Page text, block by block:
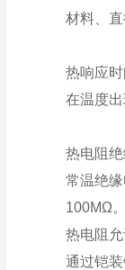
材料、
热响应
在温度
热电阻
常温绝
100MΩ
热电阻
通过铠